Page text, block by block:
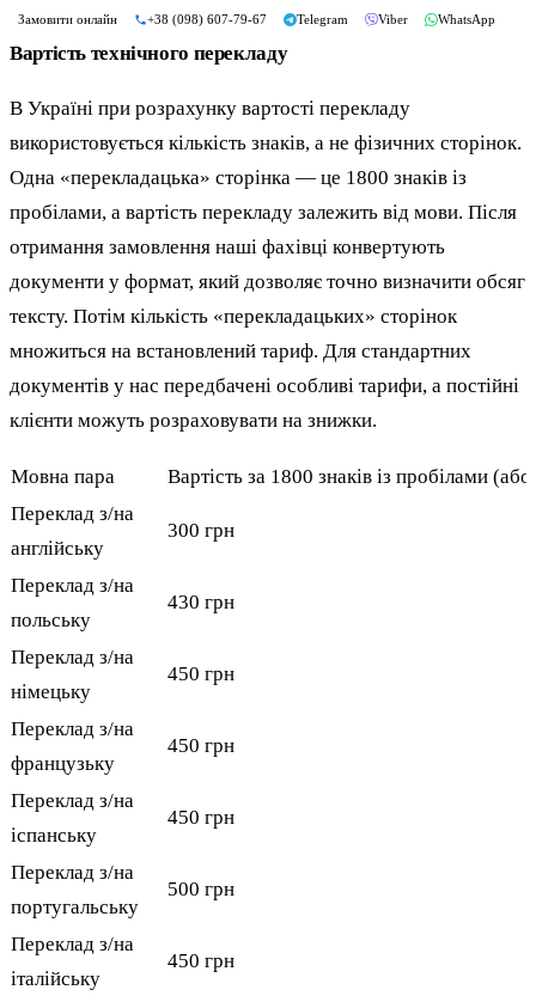
Замовити онлайн +38 (098) 607-79-67 Telegram Viber WhatsApp
Вартість технічного перекладу
В Україні при розрахунку вартості перекладу
використовується кількість знаків, а не фізичних сторінок.
Одна «перекладацька» сторінка — це 1800 знаків із
пробілами, а вартість перекладу залежить від мови. Після
отримання замовлення наші фахівці конвертують
документи у формат, який дозволяє точно визначити обсяг
тексту. Потім кількість «перекладацьких» сторінок
множиться на встановлений тариф. Для стандартних
документів у нас передбачені особливі тарифи, а постійні
клієнти можуть розраховувати на знижки.
Мовна пара
Вартість за 1800 знаків із пробілами
Переклад з/на
англійську
300 грн
Переклад з/на
польську
430 грн
Переклад з/на
німецьку
450 грн
Переклад з/на
французьку
450 грн
Переклад з/на
іспанську
450 грн
Переклад з/на
португальську
500 грн
Переклад з/на
італійську
450 грн